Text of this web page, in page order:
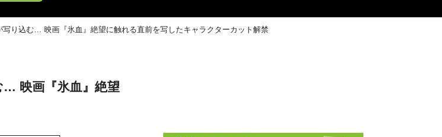
写り込む… 映画『氷血』絶望に触れる直前を写したキャラクターカット解禁
… 映画『氷血』絶望